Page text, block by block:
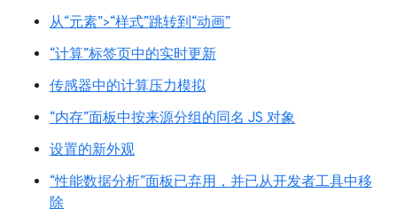
从“元素”>“样式”跳转到“动画”
“计算”标签页中的实时更新
传感器中的计算压力模拟
“内存”面板中按来源分组的同名 JS 对象
设置的新外观
“性能数据分析”面板已弃用，并已从开发者工具中移
除